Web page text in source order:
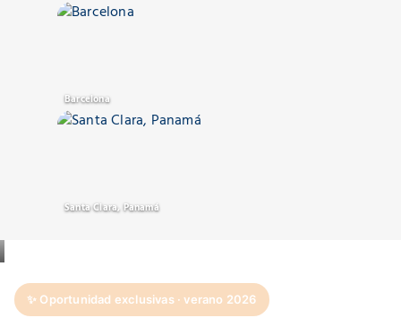
Barcelona
Santa Clara, Panamá
✨ Oportunidad exclusivas · verano 2026